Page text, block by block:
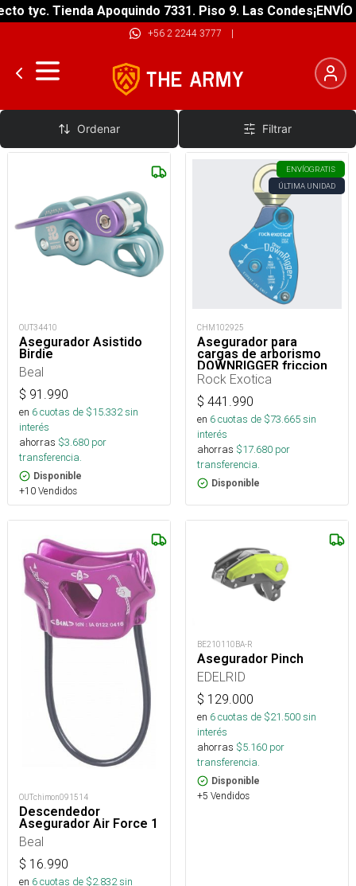
tyc. Tienda Apoquindo 7331. Piso 9. Las Condes¡ENVÍO
+56 2 2244 3777 |
Automáticos y Semi
Ordenar Filtrar
OUT34410
Asegurador Asistido
Birdie
Beal
$ 91.990
en 6cuotas de $15.332sin
interés
ahorras $3.680 por
transferencia.
Disponible
+10 Vendidos
ENVÍOGRATIS
ÚLTIMA UNIDAD
CHM102925
Asegurador para
cargas de arborismo
DOWNRIGGER friccion
variable 14mm 31kN
Rock Exotica
$ 441.990
en 6cuotas de $73.665sin
interés
ahorras $17.680 por
transferencia.
Disponible
OUTchimon091514
Descendedor
Asegurador Air Force 1
Beal
$ 16.990
en 6cuotas de $2.832sin
BE210110BA-R
Asegurador Pinch
EDELRID
$ 129.000
en 6cuotas de $21.500sin
interés
ahorras $5.160 por
transferencia.
Disponible
+5 Vendidos